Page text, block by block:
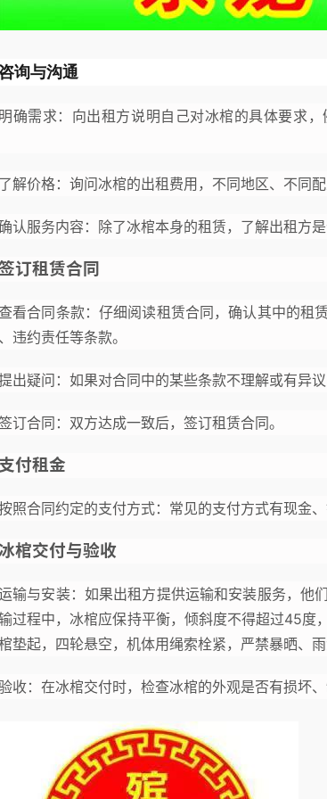
咨询与沟通
明确需求：向出租方说明自己对冰棺的具体要求
了解价格：询问冰棺的出租费用，不同地区、不同
认服务内容：除了冰棺本身的租赁，了解出租方
订租赁合同
看合同条款：仔细阅读租赁合同，确认其中的租
违约责任等条款。
出疑问：如果对合同中的某些条款不理解或有异
订合同：双方达成一致后，签订租赁合同。
付租金
照合同约定的支付方式：常见的支付方式有现金
棺交付与验收
输与安装：如果出租方提供运输和安装服务，他
过程中，冰棺应保持平衡，倾斜度不得超过45度
垫起，四轮悬空，机体用绳索栓紧，严禁暴晒、
收：在冰棺交付时，检查冰棺的外观是否有损坏